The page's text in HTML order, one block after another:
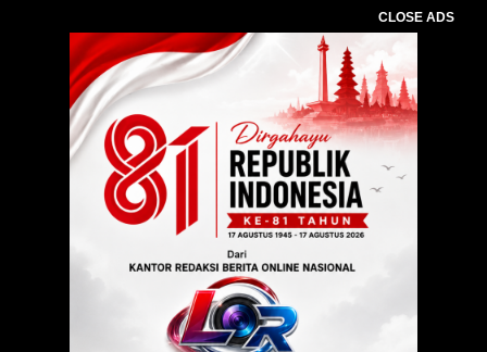
CLOSE ADS